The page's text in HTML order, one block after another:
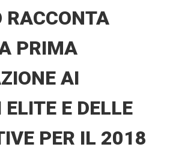
PRIMA
AI
E DELLE
PER IL 2018